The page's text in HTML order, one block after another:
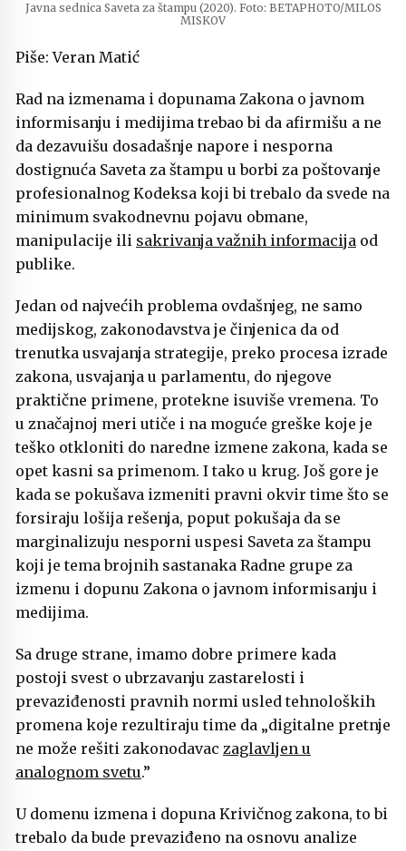
Javna sednica Saveta za štampu (2020). Foto: BETAPHOTO/MILOS
MISKOV
Piše: Veran Matić
Rad na izmenama i dopunama Zakona o javnom
informisanju i medijima trebao bi da afirmišu a ne
da dezavuišu dosadašnje napore i nesporna
dostignuća Saveta za štampu u borbi za poštovanje
profesionalnog Kodeksa koji bi trebalo da svede na
minimum svakodnevnu pojavu obmane,
manipulacije ili sakrivanja važnih informacija od
publike.
Jedan od najvećih problema ovdašnjeg, ne samo
medijskog, zakonodavstva je činjenica da od
trenutka usvajanja strategije, preko procesa izrade
zakona, usvajanja u parlamentu, do njegove
praktične primene, protekne isuviše vremena. To
u značajnoj meri utiče i na moguće greške koje je
teško otkloniti do naredne izmene zakona, kada se
opet kasni sa primenom. I tako u krug. Još gore je
kada se pokušava izmeniti pravni okvir time što se
forsiraju lošija rešenja, poput pokušaja da se
marginalizuju nesporni uspesi Saveta za štampu
koji je tema brojnih sastanaka Radne grupe za
izmenu i dopunu Zakona o javnom informisanju i
medijima.
Sa druge strane, imamo dobre primere kada
postoji svest o ubrzavanju zastarelosti i
prevaziđenosti pravnih normi usled tehnoloških
promena koje rezultiraju time da „digitalne pretnje
ne može rešiti zakonodavac zaglavljen u
analognom svetu.”
U domenu izmena i dopuna Krivičnog zakona, to bi
trebalo da bude prevaziđeno na osnovu analize